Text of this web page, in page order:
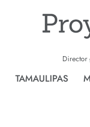
Director
TAMAULIPAS